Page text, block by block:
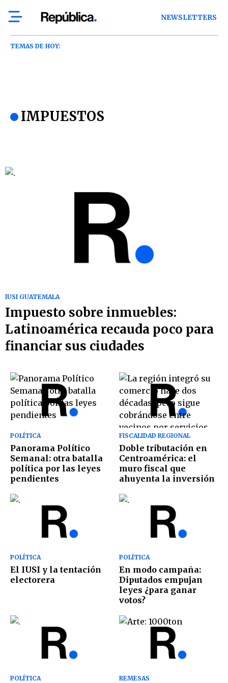
NEWSLETTERS
TEMAS DE HOY:
IMPUESTOS
IUSI GUATEMALA
Impuesto sobre inmuebles:
Latinoamérica recauda poco para
financiar sus ciudades
POLÍTICA
Panorama Político
Semanal: otra batalla
política por las leyes
pendientes
FISCALIDAD REGIONAL
Doble tributación en
Centroamérica: el
muro fiscal que
ahuyenta la inversión
POLÍTICA
El IUSI y la tentación
electorera
POLÍTICA
En modo campaña:
Diputados empujan
leyes ¿para ganar
votos?
POLÍTICA REMESAS